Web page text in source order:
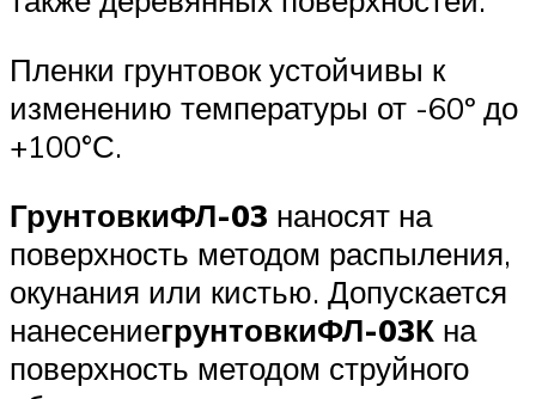
Пленки грунтовок устойчивы к
изменению температуры от -60º до
+100°С.
ГрунтовкиФЛ-03 наносят на
поверхность методом распыления,
окунания или кистью. Допускается
нанесениегрунтовкиФЛ-03К на
поверхность методом струйного